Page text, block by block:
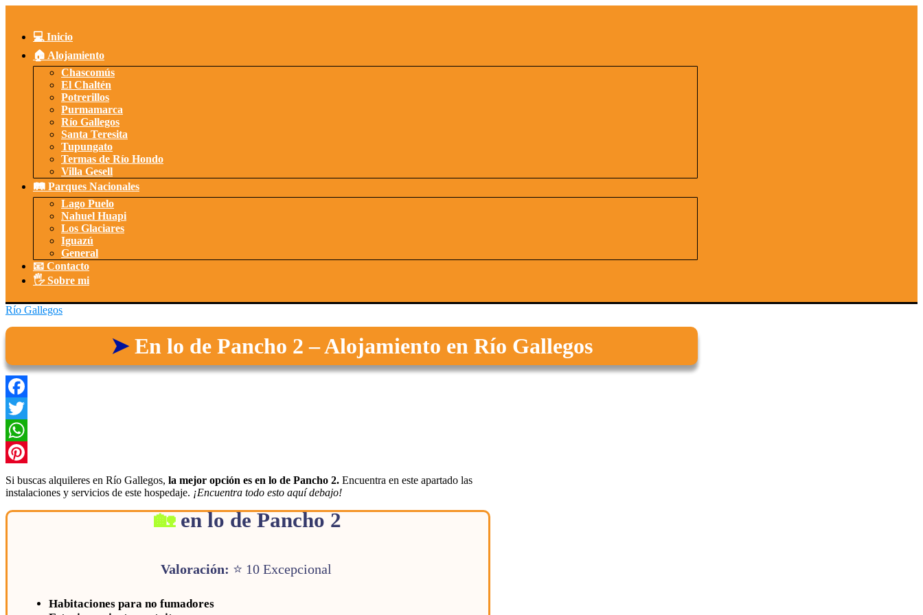
contenido💻 Inicio
🏠 Alojamiento
Chascomús
El Chaltén
Potrerillos
Purmamarca
Río Gallegos
Santa Teresita
Tupungato
Termas de Río Hondo
Villa Gesell
🛤️ Parques Nacionales
Lago Puelo
Nahuel Huapi
Los Glaciares
Iguazú
General
📧 Contacto
🖐️ Sobre mi
Río Gallegos
En lo de Pancho 2 – Alojamiento en Río Gallegos
Facebook
Twitter
WhatsApp
Pinterest
Si buscas alquileres en Río Gallegos, la mejor opción es en lo de Pancho 2. Encuentra en este apartado las
instalaciones y servicios de este hospedaje. ¡Encuentra todo esto aquí debajo!
en lo de Pancho 2
Valoración: ⭐ 10 Excepcional
Habitaciones para no fumadores